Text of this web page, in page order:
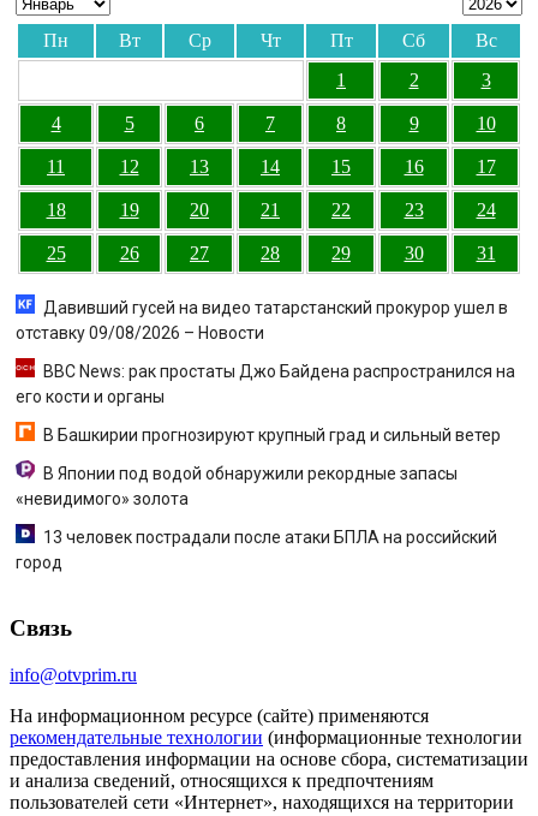
Пн Вт Ср Чт Пт Сб
Вс
1
2 3
4 5 6 7 8 9 10
11 12 13 14 15 16 17
18 19 20 21 22 23 24
25 26 27 28 29 30 31
Давивший гусей на видео татарстанский прокурор ушел в
отставку 09/08/2026 – Новости
BBC News: рак простаты Джо Байдена распространился на
его кости и органы
В Башкирии прогнозируют крупный град и сильный ветер
В Японии под водой обнаружили рекордные запасы
«невидимого» золота
13 человек пострадали после атаки БПЛА на российский
город
Связь
info@otvprim.ru
На информационном ресурсе (сайте) применяются
рекомендательные технологии (информационные технологии
предоставления информации на основе сбора, систематизации
и анализа сведений, относящихся к предпочтениям
пользователей сети «Интернет», находящихся на территории